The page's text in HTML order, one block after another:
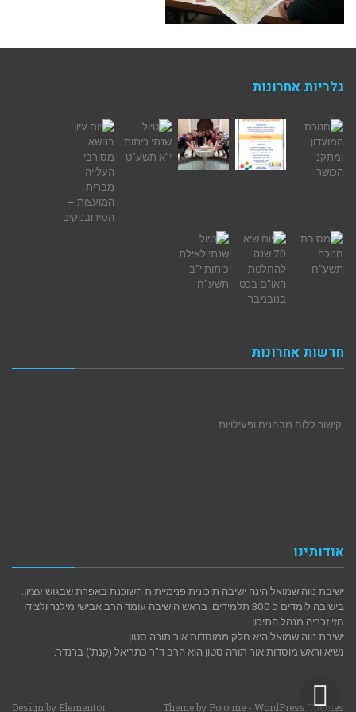
גלריות אחרונות
חדשות אחרונות
קישור ללוח מבחנים ופעילויות
אודותינו
ישיבת נווה שמואל הינה ישיבה תיכונית פנימייתית השוכנת באפרת שבגוש עציון.
בישיבה לומדים כ 300 תלמידים. בראש הישיבה עומד הרב אבישי מילנר ולצידו
חזי זכריה מנהל התיכון.
ישיבת נווה שמואל היא חלק ממוסדות אור תורה סטון
נשיא וראש מוסדות אור תורה סטון הוא הרב ד"ר כתריאל (קנת') ברנדר.
Theme by Pojo.me - WordPress Themes
Design by Elementor גלילה